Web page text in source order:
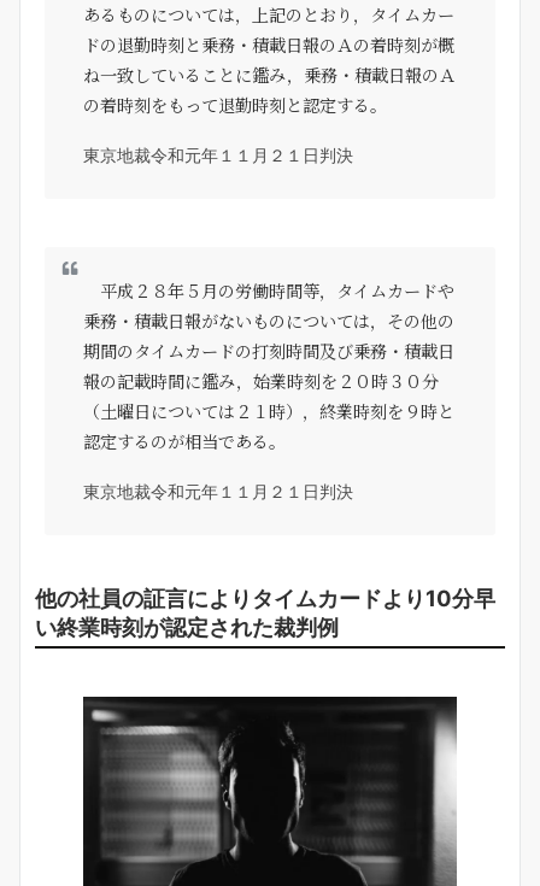
あるものについては，上記のとおり，タイムカー
ドの退勤時刻と乗務・積載日報のＡの着時刻が概
ね一致していることに鑑み，乗務・積載日報のＡ
の着時刻をもって退勤時刻と認定する。
東京地裁令和元年１１月２１日判決
平成２８年５月の労働時間等，タイムカードや
乗務・積載日報がないものについては，その他の
期間のタイムカードの打刻時間及び乗務・積載日
報の記載時間に鑑み，始業時刻を２０時３０分
（土曜日については２１時），終業時刻を９時と
認定するのが相当である。
東京地裁令和元年１１月２１日判決
他の社員の証言によりタイムカードより10分早
い終業時刻が認定された裁判例